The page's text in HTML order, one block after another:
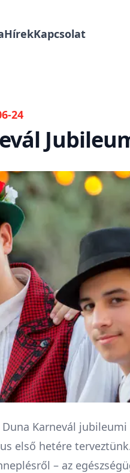
HírekKapcsolat
24
Karnevál jubileumi
első hetére
– az